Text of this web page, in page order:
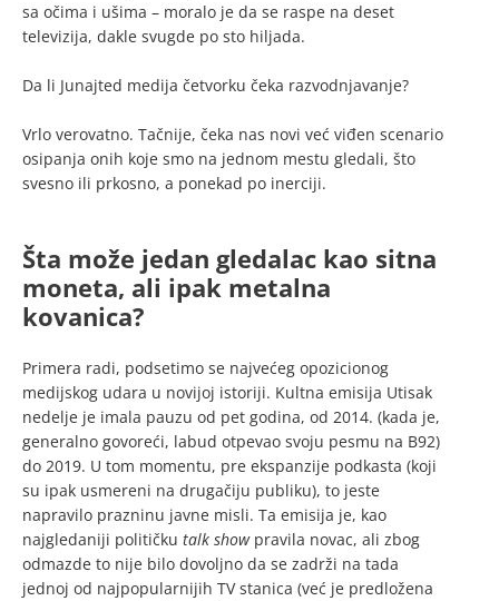
sa očima i ušima – moralo je da se raspe na deset
televizija, dakle svugde po sto hiljada.
Da li Junajted medija četvorku čeka razvodnjavanje?
Vrlo verovatno. Tačnije, čeka nas novi već viđen scenario
osipanja onih koje smo na jednom mestu gledali, što
svesno ili prkosno, a ponekad po inerciji.
Šta može jedan gledalac kao sitna
moneta, ali ipak metalna
kovanica?
Primera radi, podsetimo se najvećeg opozicionog
medijskog udara u novijoj istoriji. Kultna emisija Utisak
nedelje je imala pauzu od pet godina, od 2014. (kada je,
generalno govoreći, labud otpevao svoju pesmu na B92)
do 2019. U tom momentu, pre ekspanzije podkasta (koji
su ipak usmereni na drugačiju publiku), to jeste
napravilo prazninu javne misli. Ta emisija je, kao
najgledaniji političku talk showpravila novac, ali zbog
odmazde to nije bilo dovoljno da se zadrži na tada
jednoj od najpopularnijih TV stanica (već je predložena